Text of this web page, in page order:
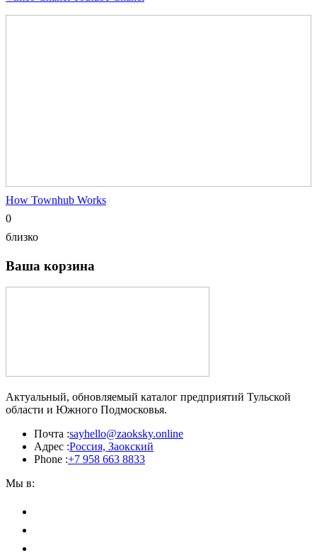
How Townhub Works
0
близко
Ваша корзина
Актуальный, обновляемый каталог предприятий Тульской
области и Южного Подмосковья.
Почта :sayhello@zaoksky.online
Адрес :Россия, Заокский
Phone :+7 958 663 8833
Мы в: